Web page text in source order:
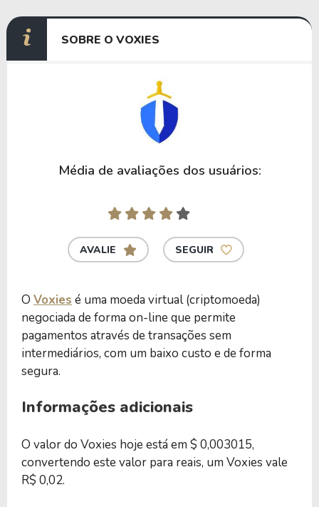
SOBRE O VOXIES
Média de avaliações dos usuários:
AVALIE SEGUIR
O Voxies é uma moeda virtual (criptomoeda)
negociada de forma on-line que permite
pagamentos através de transações sem
intermediários, com um baixo custo e de forma
segura.
Informações adicionais
O valor do Voxies hoje está em $ 0,003015,
convertendo este valor para reais, um Voxies vale
R$ 0,02.